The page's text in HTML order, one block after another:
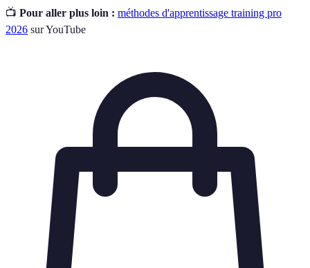
📺 Pour aller plus loin : méthodes d'apprentissage training pro
2026 sur YouTube